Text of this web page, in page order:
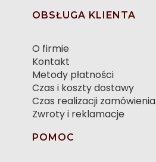
OBSŁUGA KLIENTA
O firmie
Kontakt
Metody płatności
Czas i koszty dostawy
Czas realizacji zamówienia
Zwroty i reklamacje
POMOC